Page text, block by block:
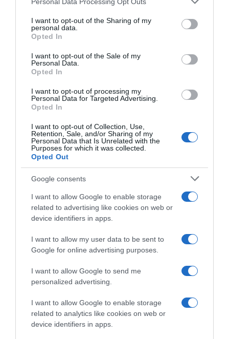
not limited to your visit or usage behaviour. You may click to
grant or deny consent to Google and its third-party tags to
use your data for below specified purposes in below Google
consent section.
I want to opt-out of the Sharing of my
personal data.
Opted In
I want to opt-out of the Sale of my
Personal Data.
Opted In
I want to opt-out of processing my
Personal Data for Targeted Advertising.
Opted In
I want to opt-out of Collection, Use,
Retention, Sale, and/or Sharing of my
Personal Data that Is Unrelated with the
Purposes for which it was collected.
Opted Out
Google consents
I want to allow Google to enable storage
related to advertising like cookies on web or
device identifiers in apps.
I want to allow my user data to be sent to
Google for online advertising purposes.
I want to allow Google to send me
personalized advertising.
I want to allow Google to enable storage
related to analytics like cookies on web or
device identifiers in apps.
ΕΛΛΑΔΑ
Νέα Πέραμος: Αγανακτισμένοι πολίτες
ζητούν ασφάλεια στην πόλη τους (Βίντεο)
Τι ζητούν
09.02.2026 - 16:30
ΕΛΛΑΔΑ